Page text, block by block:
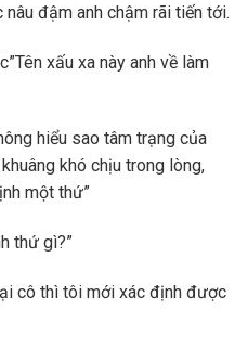
đậm anh chậm rãi tiến tới.
xấu xa này anh về làm
hiểu sao tâm trạng của
khó chịu trong lòng,
một thứ”
thứ gì?”
cô thì tôi mới xác định được